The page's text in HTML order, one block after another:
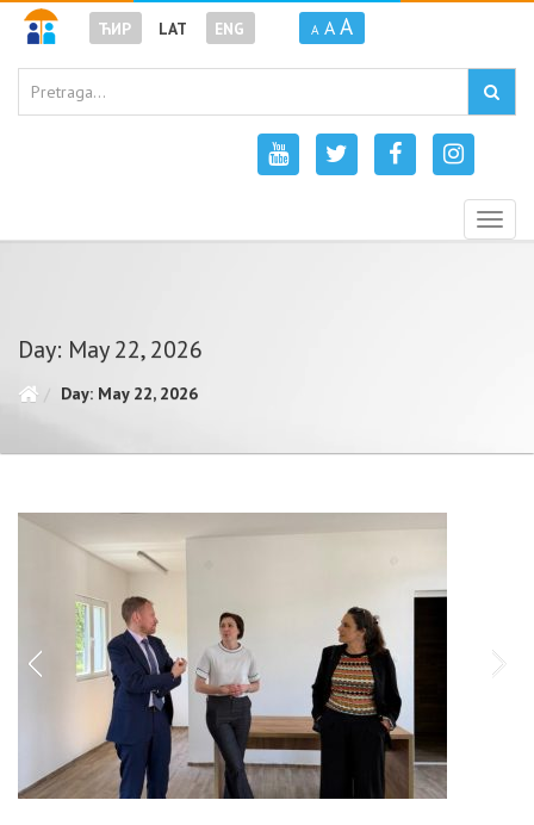
ЋИР LAT ENG A A A
Day: May 22, 2026
Day: May 22, 2026